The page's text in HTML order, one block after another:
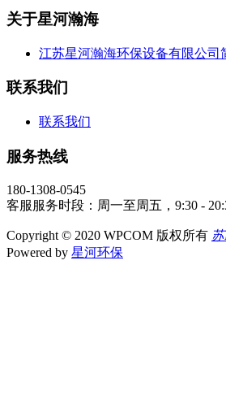
关于星河瀚海
江苏星河瀚海环保设备有限公司
联系我们
联系我们
服务热线
180-1308-0545
客服服务时段：周一至周五，9:30 -
Copyright © 2020 WPCOM 版权所有
Powered by 星河环保